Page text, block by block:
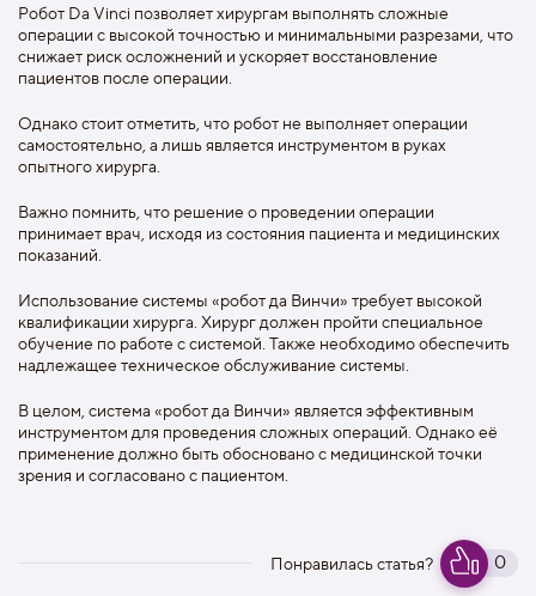
Робот Da Vinci позволяет хирургам выполнять сложные
операции с высокой точностью и минимальными разрезами, что
снижает риск осложнений и ускоряет восстановление
пациентов после операции.
Однако стоит отметить, что робот не выполняет операции
самостоятельно, а лишь является инструментом в руках
опытного хирурга.
Важно помнить, что решение о проведении операции
принимает врач, исходя из состояния пациента и медицинских
показаний.
Использование системы «робот да Винчи» требует высокой
квалификации хирурга. Хирург должен пройти специальное
обучение по работе с системой. Также необходимо обеспечить
надлежащее техническое обслуживание системы.
В целом, система «робот да Винчи» является эффективным
инструментом для проведения сложных операций. Однако её
применение должно быть обосновано с медицинской точки
зрения и согласовано с пациентом.
Понравилась статья? 0